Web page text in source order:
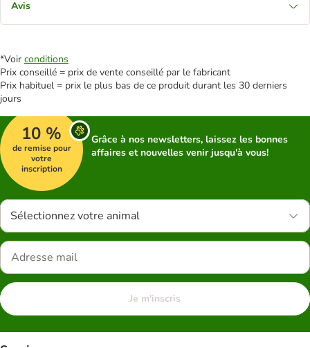
Avis
*Voir conditions
Prix conseillé = prix de vente conseillé par le fabricant
Prix habituel = prix le plus bas de ce produit durant les 30 derniers
jours
10 %
de remise pour
votre
inscription
Grâce à nos newsletters, laissez les bonnes
affaires et nouvelles venir jusqu'à vous!
Sélectionnez votre animal
Je m'inscris